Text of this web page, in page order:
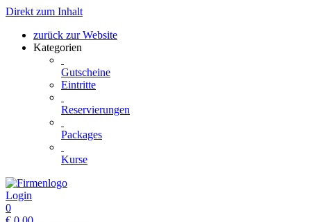
Direkt zum Inhalt
zurück zur Website
Kategorien
Gutscheine
Eintritte
Reservierungen
Packages
Kurse
Login
0